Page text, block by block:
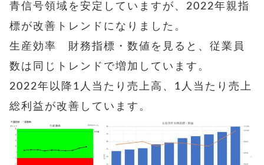
青信号領域を安定していますが、2022年親指
標が改善トレンドになりました。
生産効率 財務指標・数値を見ると、従業員
数は同じトレンドで増加しています。
2022年以降1人当たり売上高、1人当たり売上
総利益が改善しています。